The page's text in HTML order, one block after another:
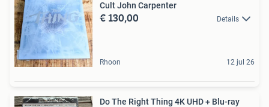
Cult John Carpenter
€ 130,00 Details
Rhoon 12 jul 26
Do The Right Thing 4K UHD + Blu-ray